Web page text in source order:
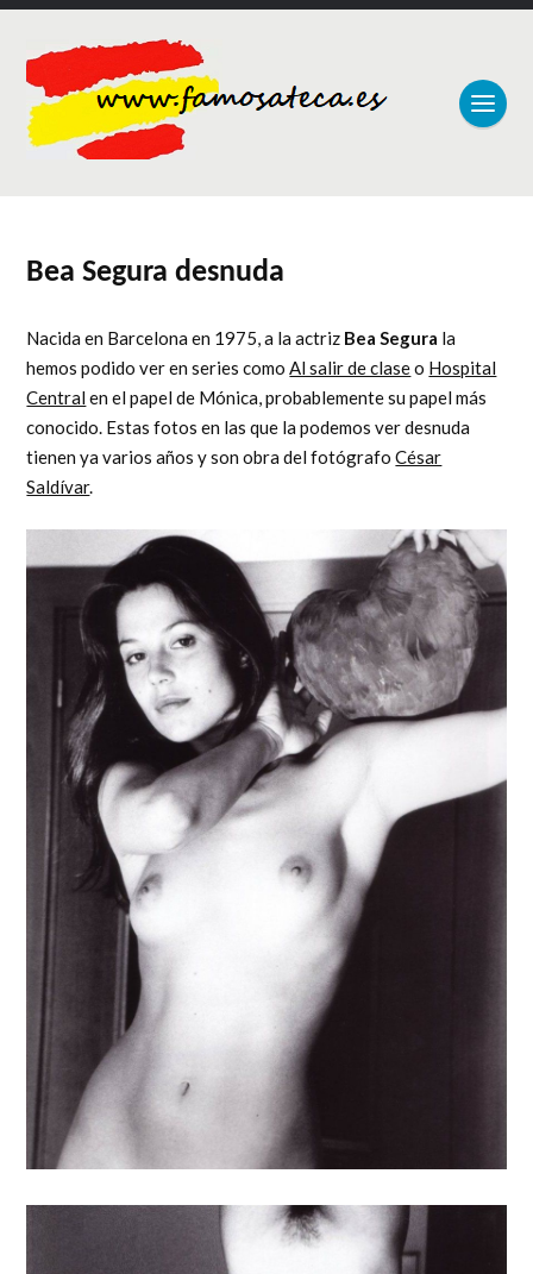
Bea Segura desnuda
Nacida en Barcelona en 1975, a la actriz Bea Segura la
hemos podido ver en series comoAl salir de claseo Hospital
Central en el papel de Mónica, probablemente su papel más
conocido. Estas fotos en las que la podemos ver desnuda
tienen ya varios años y son obra del fotógrafoCésar
Saldívar.